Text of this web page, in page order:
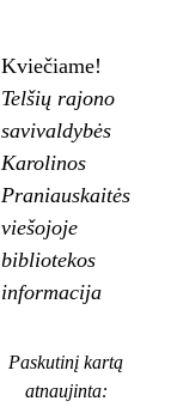
Kviečiame!
Telšių rajono
savivaldybės
Karolinos
Praniauskaitės
viešojoje
bibliotekos
informacija
Paskutinį kartą
atnaujinta: